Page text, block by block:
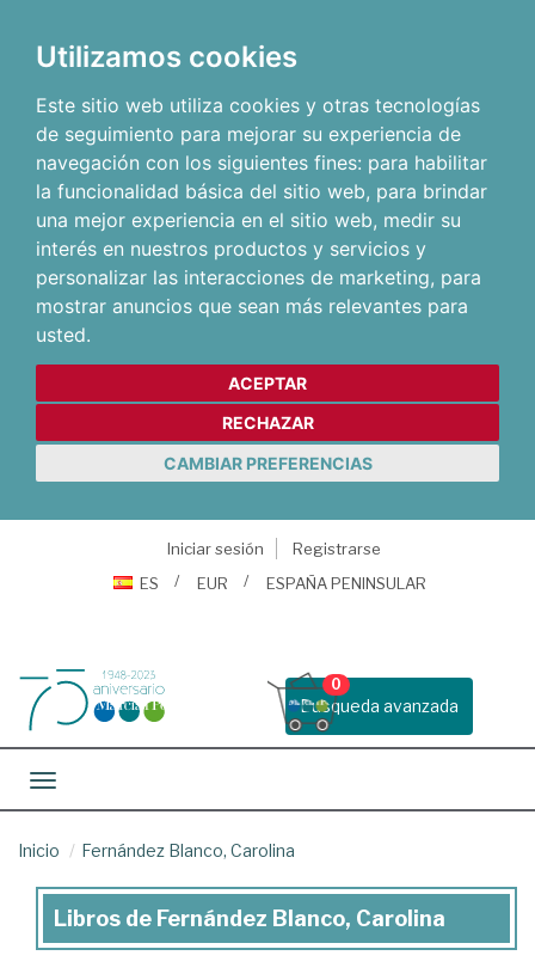
Utilizamos cookies
Este sitio web utiliza cookies y otras tecnologías
de seguimiento para mejorar su experiencia de
navegación con los siguientes fines: para habilitar
la funcionalidad básica del sitio web, para brindar
una mejor experiencia en el sitio web, medir su
interés en nuestros productos y servicios y
personalizar las interacciones de marketing, para
mostrar anuncios que sean más relevantes para
usted.
ACEPTAR
RECHAZAR
CAMBIAR PREFERENCIAS
Iniciar sesión
Registrarse
ES
EUR ESPAÑA PENINSULAR
Busqueda avanzada
0
Toggle navigation
Inicio Fernández Blanco, Carolina
Libros
Libros de Fernández Blanco, Carolina